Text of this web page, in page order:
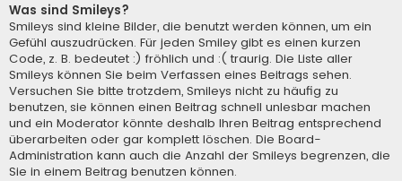
Was sind Smileys?
Smileys sind kleine Bilder, die benutzt werden können, um ein
Gefühl auszudrücken. Für jeden Smiley gibt es einen kurzen
Code, z. B. bedeutet :) fröhlich und :( traurig. Die Liste aller
Smileys können Sie beim Verfassen eines Beitrags sehen.
Versuchen Sie bitte trotzdem, Smileys nicht zu häufig zu
benutzen, sie können einen Beitrag schnell unlesbar machen
und ein Moderator könnte deshalb Ihren Beitrag entsprechend
überarbeiten oder gar komplett löschen. Die Board-
Administration kann auch die Anzahl der Smileys begrenzen, die
Sie in einem Beitrag benutzen können.